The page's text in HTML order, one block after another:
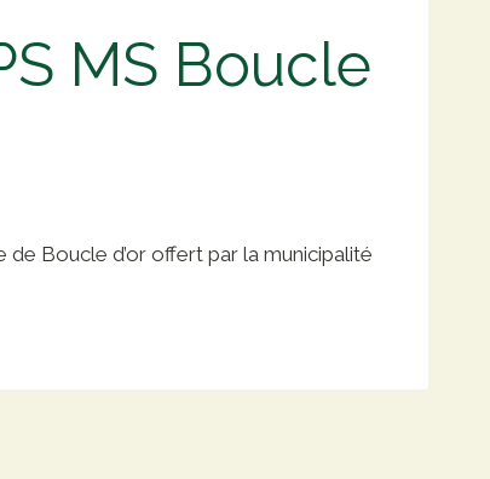
MS Boucle
Boucle d’or offert par la municipalité